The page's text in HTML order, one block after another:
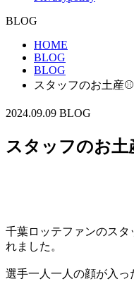
BLOG
HOME
BLOG
BLOG
スタッフのお土産⚾
2024.09.09 BLOG
スタッフのお土
千葉ロッテファンのスタ
れました。
選手一人一人の顔が入っ